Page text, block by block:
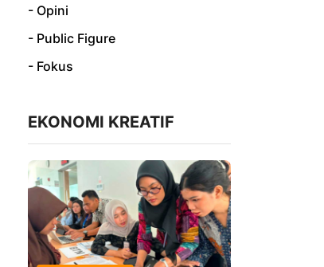
- Opini
- Public Figure
- Fokus
EKONOMI KREATIF